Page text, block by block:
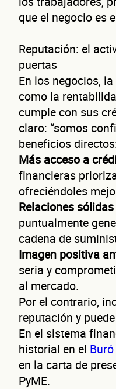
que el negocio es
Reputación: el
puertas
En los negocios, la
como la
cumple con sus
claro: “somos
beneficios
Más acceso a
financieras
ofreciéndoles
Relaciones
puntualmente
cadena de
Imagen positiva
seria y
al mercado.
Por el contrario,
reputación y
En el sistema
historial en el
en la carta de
PyME.